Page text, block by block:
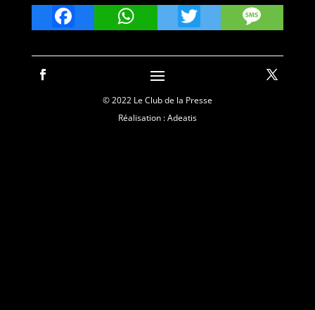
FacebookWhatsApp
Twitter
© 2022 Le Club de la Presse
Réalisation : Adeatis